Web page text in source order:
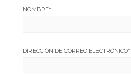
NOMBRE*
DIRECCIÓN DE CORREO ELECTRÓNICO*